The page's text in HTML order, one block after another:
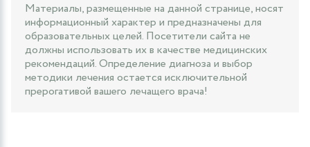
Материалы, размещенные на данной странице, носят
информационный характер и предназначены для
образовательных целей. Посетители сайта не
должны использовать их в качестве медицинских
рекомендаций. Определение диагноза и выбор
методики лечения остается исключительной
прерогативой вашего лечащего врача!